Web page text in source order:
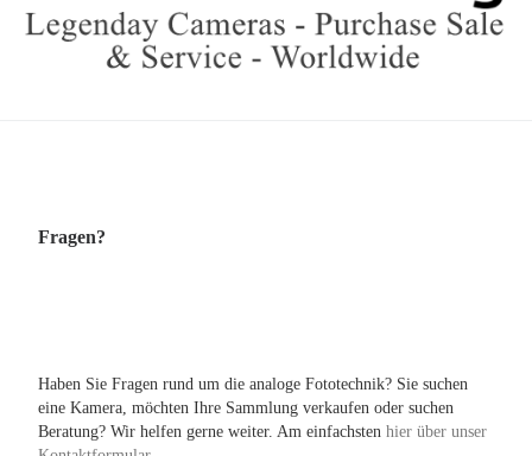
Fragen?
Haben Sie Fragen rund um die analoge Fototechnik? Sie suchen
eine Kamera, möchten Ihre Sammlung verkaufen oder suchen
Beratung? Wir helfen gerne weiter. Am einfachsten hier über unser